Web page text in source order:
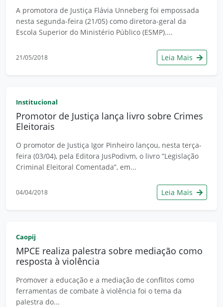
A promotora de Justiça Flávia Unneberg foi empossada
nesta segunda-feira (21/05) como diretora-geral da
Escola Superior do Ministério Público (ESMP)....
21/05/2018 Leia Mais
Institucional
Promotor de Justiça lança livro sobre Crimes
Eleitorais
O promotor de Justiça Igor Pinheiro lançou, nesta terça-
feira (03/04), pela Editora JusPodivm, o livro ”Legislação
Criminal Eleitoral Comentada”, em...
04/04/2018 Leia Mais
Caopij
MPCE realiza palestra sobre mediação como
resposta à violência
Promover a educação e a mediação de conflitos como
ferramentas de combate à violência foi o tema da
palestra do...